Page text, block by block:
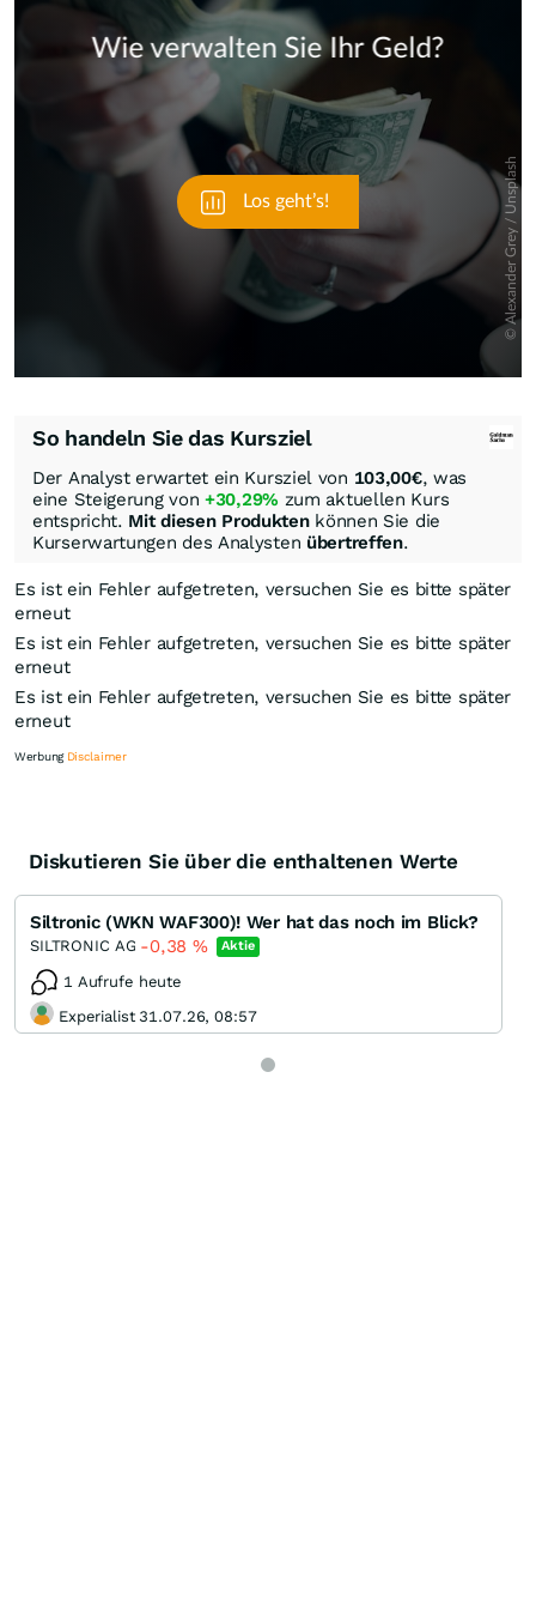
So handeln Sie das Kursziel
Der Analyst erwartet ein Kursziel von 103,00€, was
eine Steigerung von +30,29% zum aktuellen Kurs
entspricht. Mit diesen Produktenkönnen Sie die
Kurserwartungen des Analysten übertreffen.
Es ist ein Fehler aufgetreten, versuchen Sie es bitte später
erneut
Es ist ein Fehler aufgetreten, versuchen Sie es bitte später
erneut
Es ist ein Fehler aufgetreten, versuchen Sie es bitte später
erneut
Knock-Out-Suche
Optionsschein-Suche
Zertifikate-Suche
Werbung Disclaimer
Diskutieren Sie über die enthaltenen Werte
Siltronic (WKN WAF300)! Wer hat das noch im Blick?
SILTRONIC AG -0,38 % Aktie
1 Aufrufe heute
Experialist 31.07.26, 08:57